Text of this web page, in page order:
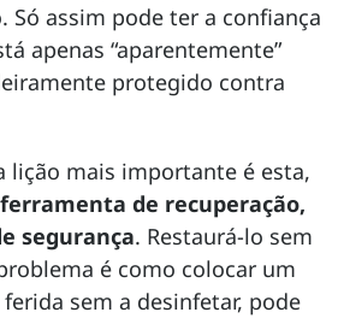
Só assim pode ter a confiança
apenas “aparentemente”
protegido contra
lição mais importante é esta,
de recuperação,
segurança. Restaurá-lo sem
é como colocar um
sem a desinfetar, pode